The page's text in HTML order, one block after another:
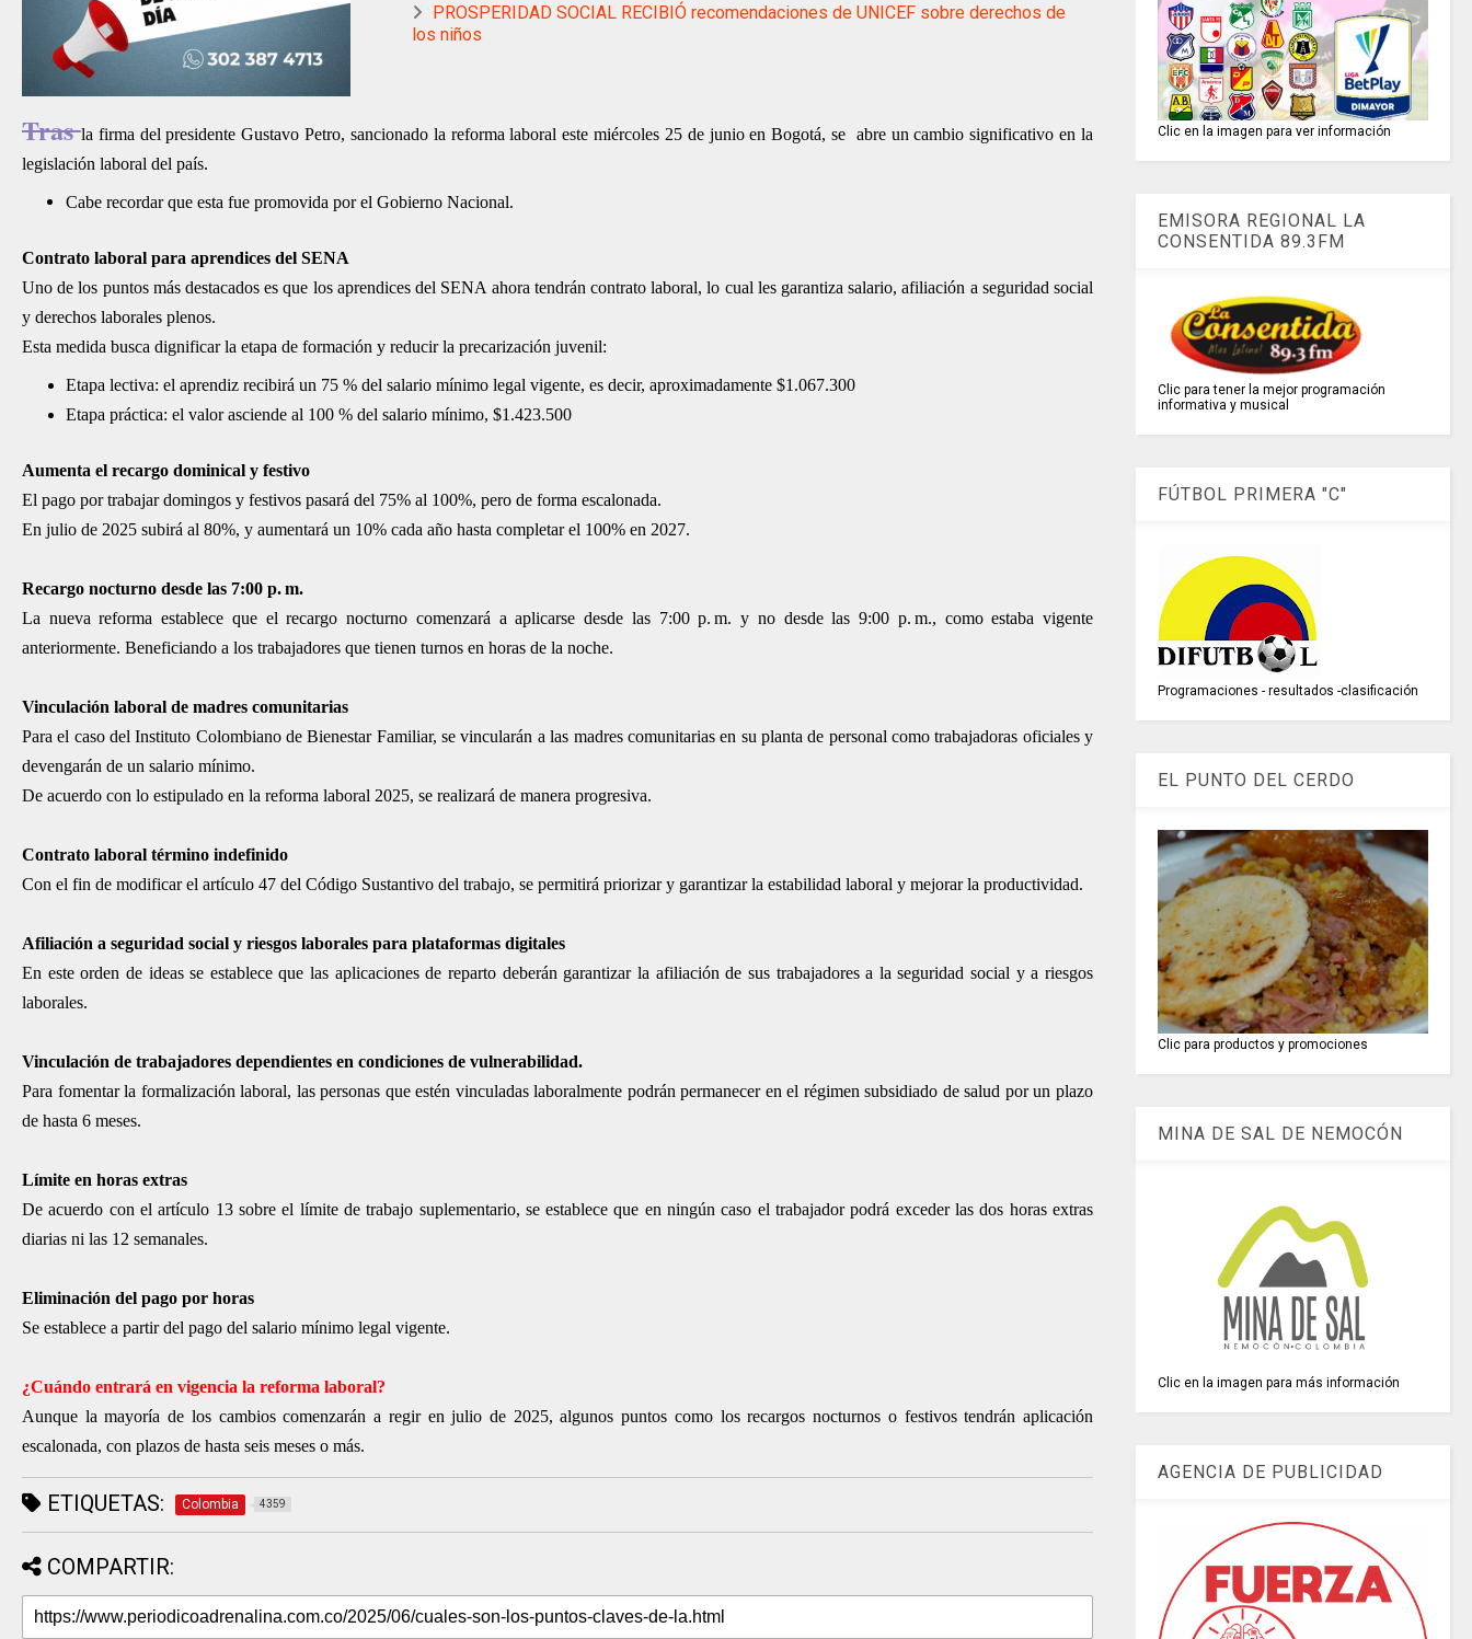
PROSPERIDAD SOCIAL RECIBIÓ recomendaciones de UNICEF sobre derechos de
los niños
Trasla firma delpresidente Gustavo Petro, sancionado la reforma laboral este miércoles 25 de junio en Bogotá, se abre un cambio significativo en la
legislación laboral del país.
Cabe recordar que esta fue promovida por el Gobierno Nacional.
Contrato laboral para aprendices del SENA
Uno de los puntos más destacados es que los aprendices del SENA ahora tendrán contrato laboral, lo cual les garantiza salario, afiliación a seguridad social
y derechos laborales plenos.
Esta medida busca dignificar la etapa de formación y reducir la precarización juvenil:
Etapa lectiva: el aprendiz recibirá un 75 % del salario mínimo legal vigente, es decir, aproximadamente $1.067.300
Etapa práctica: el valor asciende al 100 % del salario mínimo, $1.423.500
Aumenta el recargo dominical y festivo
El pago por trabajar domingos y festivos pasará del 75% al 100%, pero de forma escalonada.
En julio de 2025 subirá al 80%, y aumentará un 10% cada año hasta completar el 100% en 2027.
Recargo nocturno desde las 7:00 p. m.
La nueva reforma establece que el recargo nocturno comenzará a aplicarse desde las 7:00 p. m. y no desde las 9:00 p. m., como estaba vigente
anteriormente. Beneficiando a los trabajadores que tienen turnos en horas de la noche.
Vinculación laboral de madres comunitarias
Para el caso del Instituto Colombiano de Bienestar Familiar, se vincularán a las madres comunitarias en su planta de personal como trabajadoras oficiales y
devengarán de un salario mínimo.
De acuerdo con lo estipulado en la reforma laboral 2025, se realizará de manera progresiva.
Contrato laboral término indefinido
Con el fin de modificar el artículo 47 del Código Sustantivo del trabajo, se permitirá priorizar y garantizar la estabilidad laboral y mejorar la productividad.
Afiliación a seguridad social y riesgos laborales para plataformas digitales
En este orden de ideas se establece que las aplicaciones de reparto deberán garantizar la afiliación de sus trabajadores a la seguridad social y a riesgos
laborales.
Vinculación de trabajadores dependientes en condiciones de vulnerabilidad.
Para fomentar la formalización laboral, las personas que estén vinculadas laboralmente podrán permanecer en el régimen subsidiado de salud por un plazo
de hasta 6 meses.
Límite en horas extras
De acuerdo con el artículo 13 sobre el límite de trabajo suplementario, se establece que en ningún caso el trabajador podrá exceder las dos horas extras
diarias ni las 12 semanales.
Eliminación del pago por horas
Se establece a partir del pago del salario mínimo legal vigente.
¿Cuándo entrará en vigencia la reforma laboral?
Aunque la mayoría de los cambios comenzarán a regir en julio de 2025, algunos puntos como los recargos nocturnos o festivos tendrán aplicación
escalonada, con plazos de hasta seis meses o más.
ETIQUETAS: Colombia 4359
COMPARTIR:
Clic en la imagen para ver información
EMISORA REGIONAL LA
CONSENTIDA 89.3FM
Clic para tener la mejor programación
informativa y musical
FÚTBOL PRIMERA "C"
Programaciones - resultados -clasificación
EL PUNTO DEL CERDO
Clic para productos y promociones
MINA DE SAL DE NEMOCÓN
Clic en la imagen para más información
AGENCIA DE PUBLICIDAD